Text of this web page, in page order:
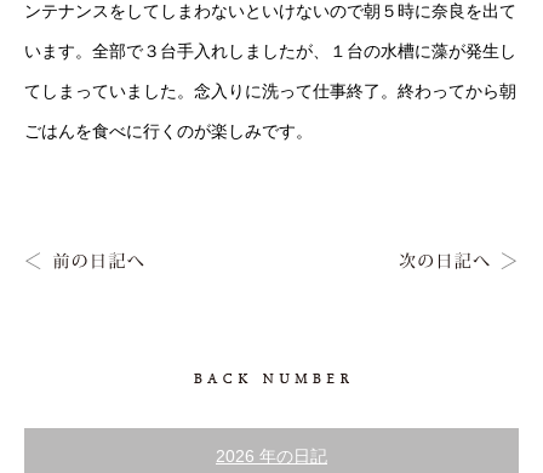
ンテナンスをしてしまわないといけないので朝５時に奈良を出て
います。全部で３台手入れしましたが、１台の水槽に藻が発生し
てしまっていました。念入りに洗って仕事終了。終わってから朝
ごはんを食べに行くのが楽しみです。
2026 年の日記